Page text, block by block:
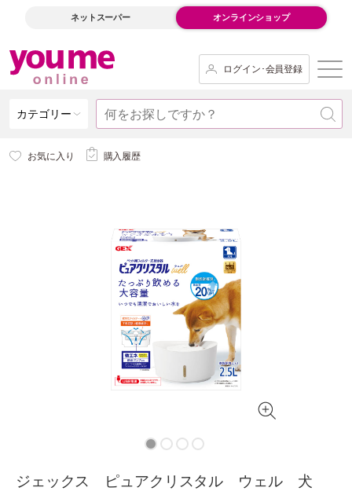
ネットスーパー オンラインショップ
ログイン･会員登録
カテゴリー
お気に入り 購入履歴
ジェックス ピュアクリスタル ウェル 犬